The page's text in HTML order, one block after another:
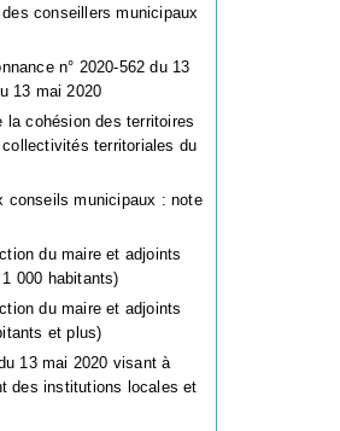
conseillers municipaux
n° 2020-562 du 13
13 mai 2020
la cohésion des territoires
territoriales du
conseils municipaux : note
du maire et adjoints
000 habitants)
du maire et adjoints
et plus)
13 mai 2020 visant à
des institutions locales et